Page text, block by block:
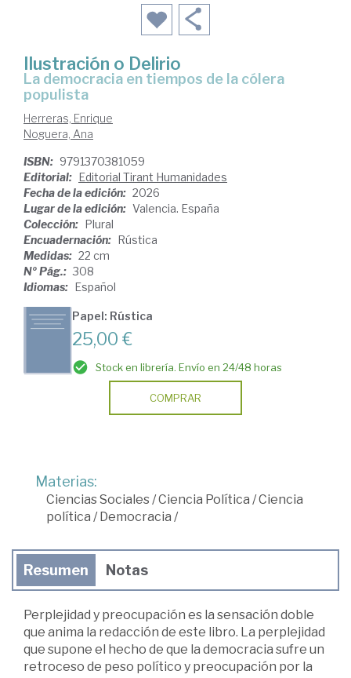
Ilustración o Delirio
La democracia en tiempos de la cólera
populista
Herreras, Enrique
Noguera, Ana
ISBN: 9791370381059
Editorial: Editorial Tirant Humanidades
Fecha de la edición: 2026
Lugar de la edición: Valencia. España
Colección: Plural
Encuadernación: Rústica
Medidas: 22 cm
Nº Pág.: 308
Idiomas: Español
Papel: Rústica
25,00 €
Stock en librería. Envío en 24/48 horas
COMPRAR
Materias:
Ciencias Sociales/Ciencia Política /Ciencia
política / Democracia /
Resumen Notas
Perplejidad y preocupación es la sensación doble
que anima la redacción de este libro. La perplejidad
que supone el hecho de que la democracia sufre un
retroceso de peso político y preocupación por la